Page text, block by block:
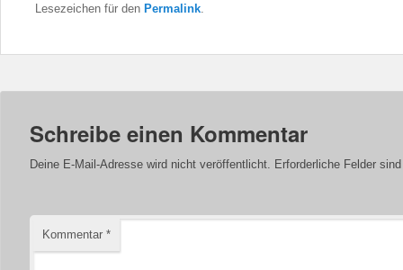
Lesezeichen für den Permalink
Schreibe einen Kommentar
Deine E-Mail-Adresse wird nicht veröffentlicht. Erforderliche Felder
Kommentar *